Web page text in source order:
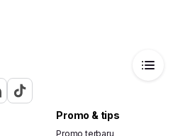
Promo & tips
Promo terbaru